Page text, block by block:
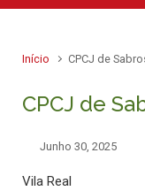
Início CPCJ de
CPCJ de
Junho 30, 2025
Vila Real